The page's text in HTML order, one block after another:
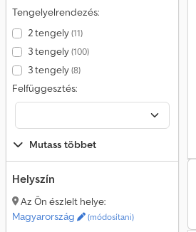
Tengelyelrendezés:
2 tengely(11)
3 tengely(100)
3 tengely(8)
Felfüggesztés:
Mutass többet
Helyszín
Az Ön észlelt helye:
Magyarország
(módosítani)
Feldbinder Félpótkocsis Teherautó